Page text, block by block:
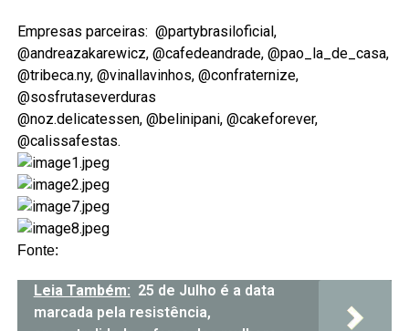
Empresas parceiras: @partybrasiloficial,
@andreazakarewicz, @cafedeandrade, @pao_la_de_casa,
@tribeca.ny, @vinallavinhos, @confraternize,
@sosfrutaseverduras
@noz.delicatessen, @belinipani, @cakeforever,
@calissafestas.
Fonte:
Leia Também: 25 de Julho é a data
marcada pela resistência,